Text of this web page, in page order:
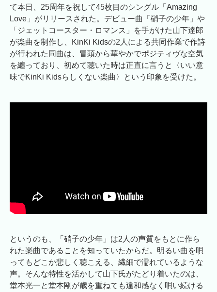
て本日、25周年を祝して45枚目のシングル「Amazing
Love」がリリースされた。デビュー曲「硝子の少年」や
「ジェットコースター・ロマンス」を手がけた山下達郎
が楽曲を制作し、KinKi Kidsの2人による共同作業で作詩
が行われた同曲は、冒頭から華やかでポジティヴな空気
を纏っており、初めて聴いた時は正直に言うと〈いい意
味でKinKi Kidsらしくない楽曲〉という印象を受けた。
というのも、「硝子の少年」は2人の声質をもとに作ら
れた楽曲であることを知っていたからだ。明るい曲を唄
ってもどこか悲しく聴こえる、繊細で濡れているような
声。そんな特性を活かして山下氏がたどり着いたのは、
堂本光一と堂本剛が歳を重ねても違和感なく唄い続ける